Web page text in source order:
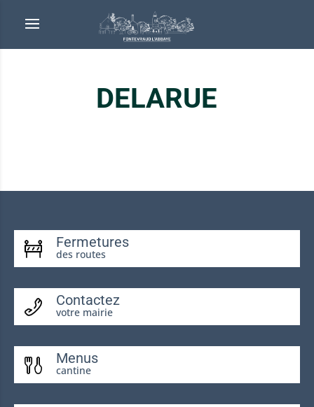
DELARUE
Fermetures
des routes
Contactez
votre mairie
Menus
cantine